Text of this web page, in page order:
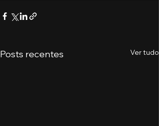
Posts recentes Ver tudo